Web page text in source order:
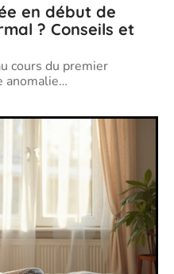
en début de
? Conseils et
cours du premier
anomalie…